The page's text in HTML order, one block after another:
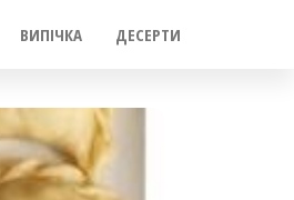
ВИПІЧКА ДЕСЕРТИ